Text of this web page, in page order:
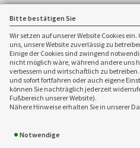
Bitte bestätigen Sie
Wir setzen auf unserer Website Cookies
uns, unsere Website zuverlässig zu
Einige der Cookies sind zwingend
nicht möglich wäre, während andere uns
verbessern und wirtschaftlich zu
und sofort fortfahren oder auch eigene
können Sie nachträglich jederzeit
Fußbereich unserer Website).
Nähere Hinweise erhalten Sie in unserer
Notwendige
Ansprechpartner:
Versicherungsmakler GmbH